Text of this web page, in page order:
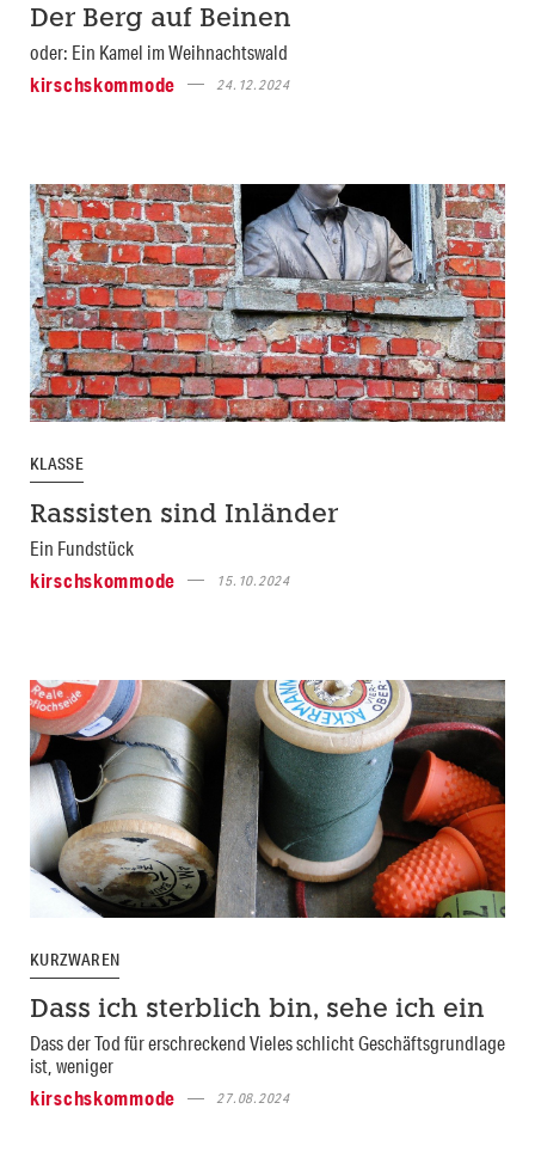
Der Berg auf Beinen
oder: Ein Kamel im Weihnachtswald
kirschskommode
24.12.2024
KLASSE
Rassisten sind Inländer
Ein Fundstück
kirschskommode
15.10.2024
KURZWAREN
Dass ich sterblich bin, sehe ich ein
Dass der Tod für erschreckend Vieles schlicht Geschäftsgrundlage
ist, weniger
kirschskommode
27.08.2024